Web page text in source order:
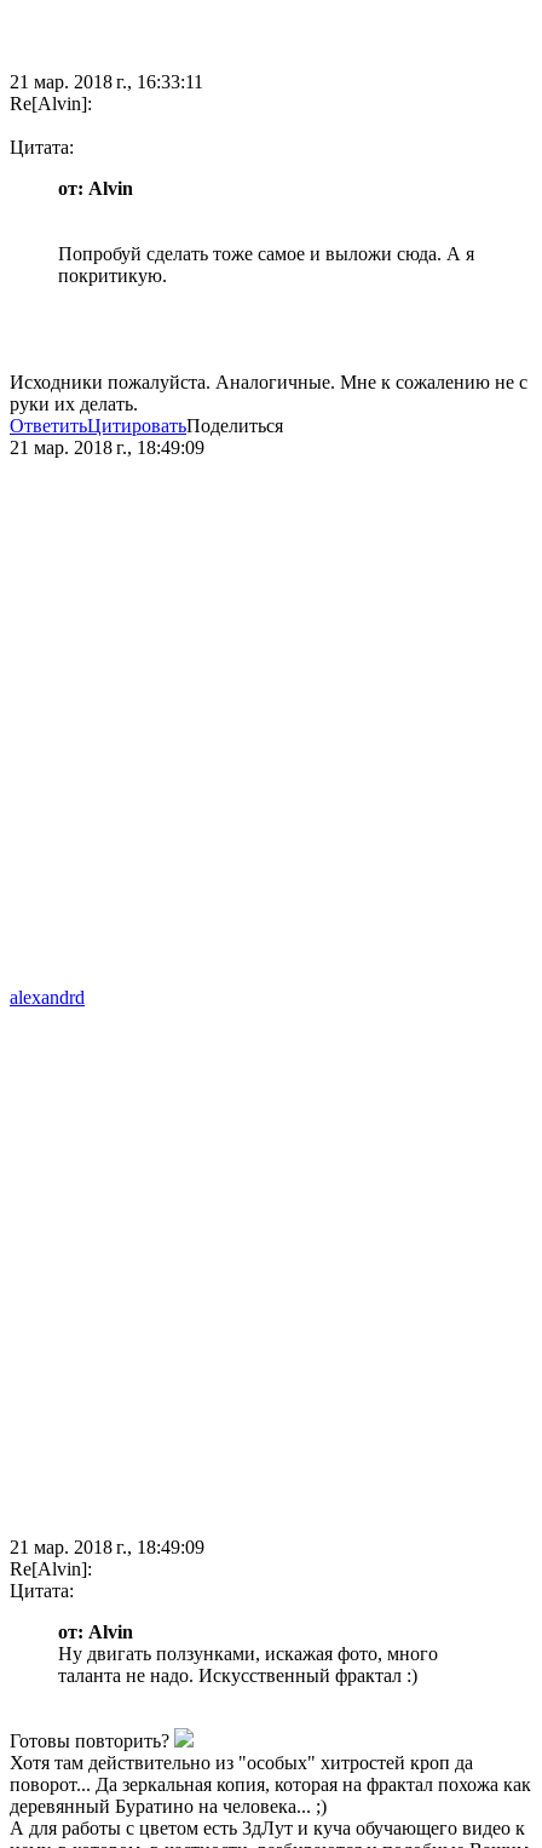
21 мар. 2018 г., 16:33:11
Re[Alvin]:
Цитата:
от: Alvin
Попробуй сделать тоже самое и выложи сюда. А я
покритикую.
Исходники пожалуйста. Аналогичные. Мне к сожалению не с
руки их делать.
ОтветитьЦитироватьПоделиться
21 мар. 2018 г., 18:49:09
alexandrd
21 мар. 2018 г., 18:49:09
Re[Alvin]:
Цитата:
от: Alvin
Ну двигать ползунками, искажая фото, много
таланта не надо. Искусственный фрактал :)
Готовы повторить?
Хотя там действительно из "особых" хитростей кроп да
поворот... Да зеркальная копия, которая на фрактал похожа как
деревянный Буратино на человека... ;)
А для работы с цветом есть 3дЛут и куча обучающего видео к